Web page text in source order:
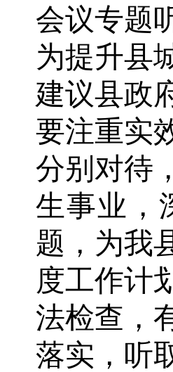
会议专题
为提升县
建议县政
要注重实
分别对待
生事业，
题，为我
度工作计
法检查，
落实，听